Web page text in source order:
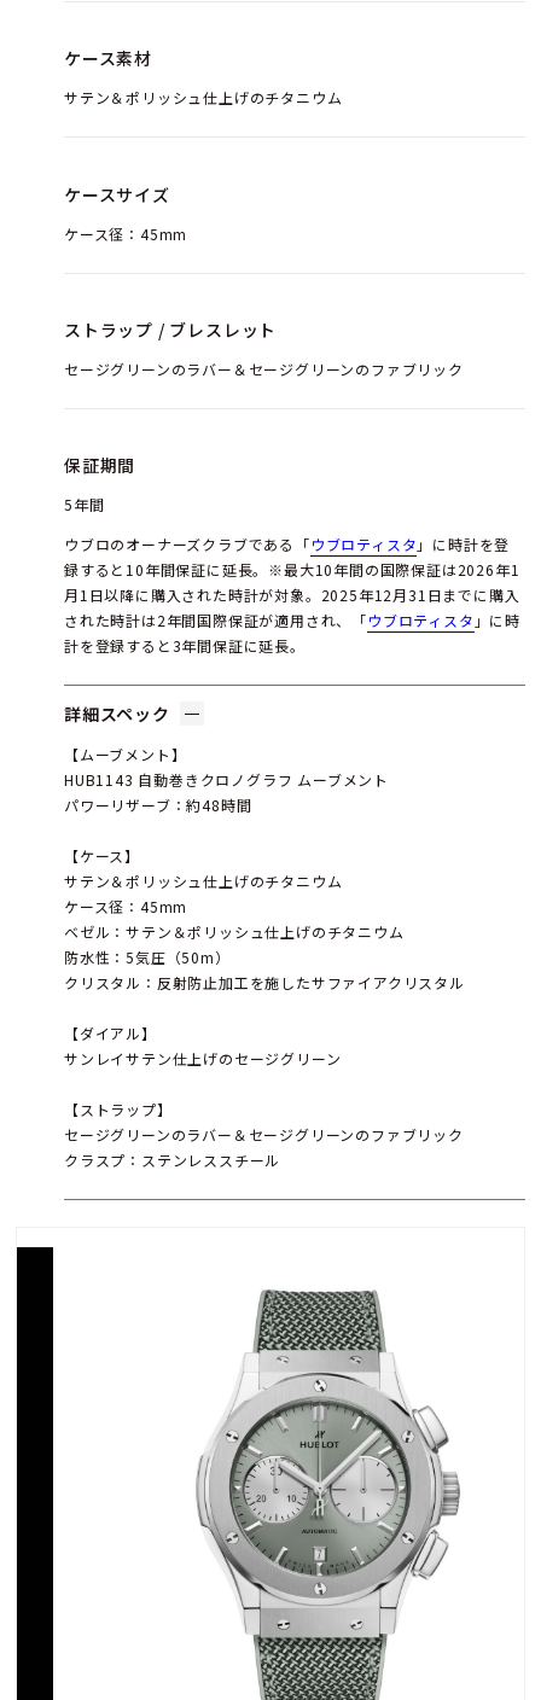
ケース素材
サテン＆ポリッシュ仕上げのチタニウム
ケースサイズ
ケース径：45mm
ストラップ / ブレスレット
セージグリーンのラバー＆セージグリーンのファブリック
保証期間
5年間
ウブロのオーナーズクラブである「ウブロティスタ 」に時計を登
録すると10年間保証に延長。※最大10年間の国際保証は2026年1
月1日以降に購入された時計が対象。2025年12月31日までに購入
された時計は2年間国際保証が適用され、「ウブロティスタ 」に時
計を登録すると3年間保証に延長。
詳細スペック
【ムーブメント】
HUB1143 自動巻きクロノグラフ ムーブメント
パワーリザーブ：約48時間
【ケース】
サテン＆ポリッシュ仕上げのチタニウム
ケース径：45mm
ベゼル：サテン＆ポリッシュ仕上げのチタニウム
防水性：5気圧（50m）
クリスタル：反射防止加工を施したサファイアクリスタル
【ダイアル】
サンレイサテン仕上げのセージグリーン
【ストラップ】
セージグリーンのラバー＆セージグリーンのファブリック
クラスプ：ステンレススチール